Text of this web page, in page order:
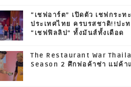
“เชฟอาร์ต” เปิดตัว เชฟกระท
ประเทศไทย ครบรสชาติ!!ปะ
“เชฟฟิลลิป” ทั้งมันส์ทั้งเดือด
The Restaurant War
Season 2 ศึกพ่อค้าซ่า แม่ค้า